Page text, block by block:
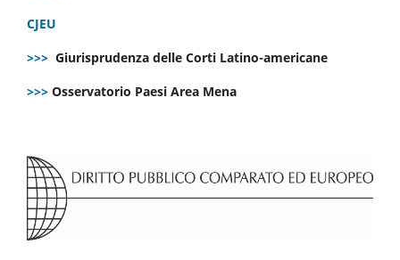
CJEU
>>> Giurisprudenza delle Corti Latino-americane
>>> Osservatorio Paesi Area Mena